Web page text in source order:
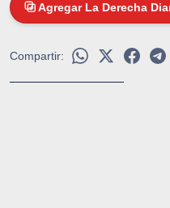
Agregar La Derecha
Compartir: